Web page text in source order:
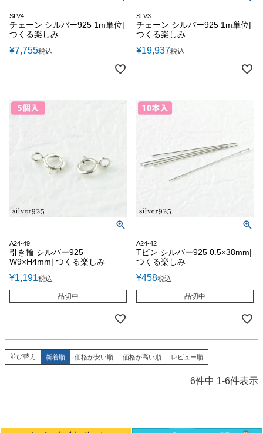
SLV4
チェーン シルバー925 1m単位|
つくる楽しみ
¥7,755税込
SLV3
チェーン シルバー925 1m単位|
つくる楽しみ
¥19,937税込
A24-49
引き輪 シルバー925
W9×H4mm| つくる楽しみ
¥1,191税込
品切中
A24-42
Tピン シルバー925 0.5×38mm|
つくる楽しみ
¥458税込
品切中
並び替え 新着順 価格が安い順 価格が高い順 レビュー順
6件中 1-6件表示